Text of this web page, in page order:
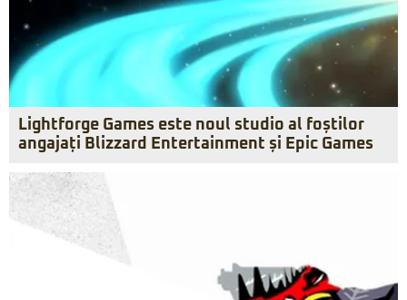
Lightforge Games este noul studio al foștilor
angajați Blizzard Entertainment și Epic Games